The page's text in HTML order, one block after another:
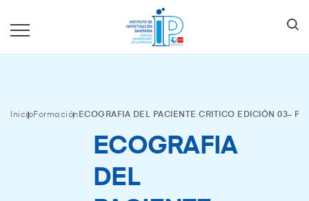
InicioFormación ECOGRAFIA DEL PACIENTE CRITICO EDICIÓN 03–
ECOGRAFIA
DEL